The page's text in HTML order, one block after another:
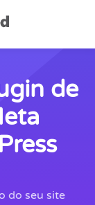
de
do seu site